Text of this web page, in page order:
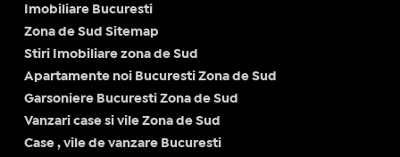
Imobiliare Bucuresti
Zona de Sud Sitemap
Stiri Imobiliare zona de Sud
Apartamente noi Bucuresti Zona de Sud
Garsoniere Bucuresti Zona de Sud
Vanzari case si vile Zona de Sud
Case , vile de vanzare Bucuresti